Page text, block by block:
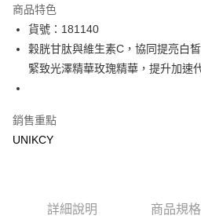
LINE Pay
Apple Pay
悠遊付
Google Pay
7-11取貨付款［需3-5個工作天不含預
商品特色
貨號：181140
穀胱甘肽與維生素C，協同提亮白
緊致光澤精華玫瑰精華，提升加速
銷售重點
UNIKCY
詳細說明 商品規格